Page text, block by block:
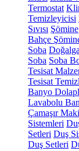
Termostat
Temizleyicisi
Sıvısı Şömine
Bahçe
Soba
Soba Soba
Tesisat
Tesisat
Banyo
Lavabolu
Çamaşır
Sistemleri
Setleri Duş
Duş Setleri